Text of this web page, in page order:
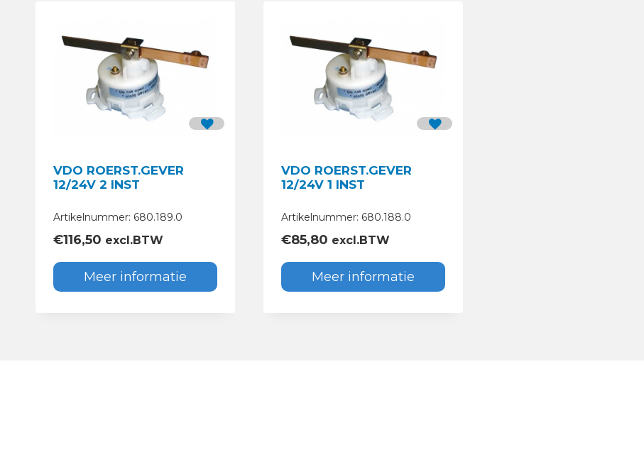
VDO ROERST.GEVER
12/24V 2 INST
Artikelnummer: 680.189.0
€116,50 excl.BTW
Meer informatie
VDO ROERST.GEVER
12/24V 1 INST
Artikelnummer: 680.188.0
€85,80 excl.BTW
Meer informatie